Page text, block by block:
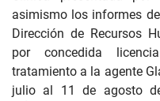
asimismo los informes
Dirección de Recursos
por concedida
tratamiento a la agente
julio al 11 de agosto